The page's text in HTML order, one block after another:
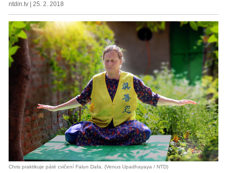
ntdin.tv | 25. 2. 2018
Chris praktikuje páté cvičení Falun Dafa. (Venus Upadhayaya / NTD)